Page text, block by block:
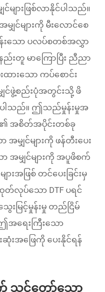
င်များဖြစ်လာနိုင်ပါသည်။
ျှင်များကို မီးလောင်စေ
းသော ပလပ်စတစ်အလွှာ
းတူ မာကြောပြီး ညီညာ
ားသော ကပ်စောင်း
င်ဖွဲ့စည်းပုံအတွင်းသို့ ဖိ
ပါသည်။ ဤသည်မှုန်းမှုအ
အစိတ်အပိုင်းတစ်ခု
မျှင်များကို ဖန်တီးပေး
မျှင်များကို အပူဖိစက်
ားအဖြစ် တင်ပေးခြင်းမှ
တ်လုပ်သော DTF ပရင်
မြင့်မှုန်းမှု တည်ငြိမ်
အရေးကြီးသော
အဖြေကို ပေးနိုင်ရန်
သင့်တော်သော